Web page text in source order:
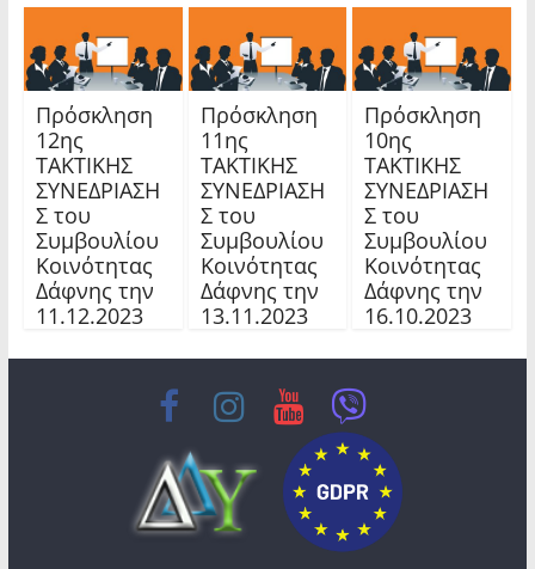
Πρόσκληση
12ης
TAKTIKHΣ
ΣΥΝΕΔΡΙΑΣΗ
Σ του
Συμβουλίου
Κοινότητας
Δάφνης την
11.12.2023
Πρόσκληση
11ης
TAKTIKHΣ
ΣΥΝΕΔΡΙΑΣΗ
Σ του
Συμβουλίου
Κοινότητας
Δάφνης την
13.11.2023
Πρόσκληση
10ης
TAKTIKHΣ
ΣΥΝΕΔΡΙΑΣΗ
Σ του
Συμβουλίου
Κοινότητας
Δάφνης την
16.10.2023